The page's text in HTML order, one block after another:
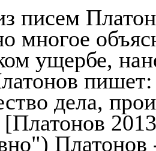
писем
многое
ущербе,
пишет:
дела,
Плато­нов